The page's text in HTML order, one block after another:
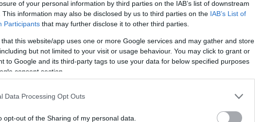
of your personal information by third parties on the IAB’s list of downstream
This information may also be disclosed by us to third parties on the IAB’s List of
Participants that may further disclose it to other third parties.
that this website/app uses one or more Google services and may gather and store
but not limited to your visit or usage behaviour. You may click to grant or
to Google and its third-party tags to use your data for below specified purposes
consent section.
Data Processing Opt Outs
opt-out of the Sharing of my personal data.